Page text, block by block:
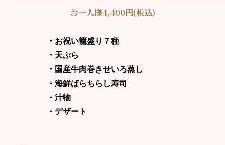
お一人様4,400円(税込)
・お祝い籠盛り７種
・天ぷら
・国産牛肉巻きせいろ蒸し
・海鮮ばらちらし寿司
・汁物
・デザート